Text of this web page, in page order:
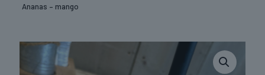
Ananas – mango